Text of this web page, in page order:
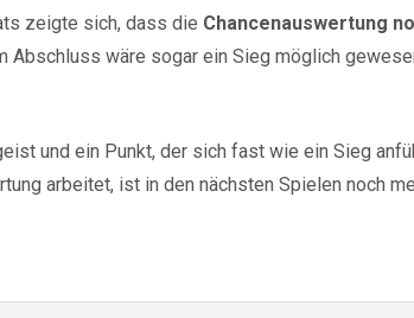
zeigte sich, dass die Chancenauswertung
Abschluss wäre sogar ein Sieg möglich
und ein Punkt, der sich fast wie ein Sieg
arbeitet, ist in den nächsten Spielen noch